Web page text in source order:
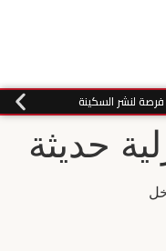
لنشر السكينة
حديثة